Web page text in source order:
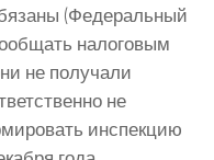
(Федеральный
налоговым
не получали
не
инспекцию